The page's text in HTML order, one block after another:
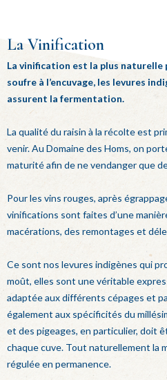
La Vinification
La vinification est la plus naturelle
soufre à l’encuvage, les levures
assurent la fermentation.
La qualité du raisin à la récolte est
venir. Au Domaine des Homs, on
maturité afin de ne vendanger que
Pour les vins rouges, après
vinifications sont faites d’une
macérations, des remontages et
Ce sont nos levures indigènes qui
moût, elles sont une véritable
adaptée aux différents cépages et
également aux spécificités du
et des pigeages, en particulier, doit
chaque cuve. Tout naturellement la
régulée en permanence.